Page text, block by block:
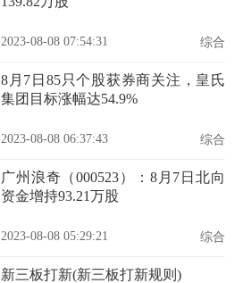
2023-08-08 07:54:31 综合
8月7日85只个股获券商关注，皇氏
集团目标涨幅达54.9%
2023-08-08 06:37:43 综合
广州浪奇（000523）：8月7日北向
资金增持93.21万股
2023-08-08 05:29:21 综合
新三板打新(新三板打新规则)